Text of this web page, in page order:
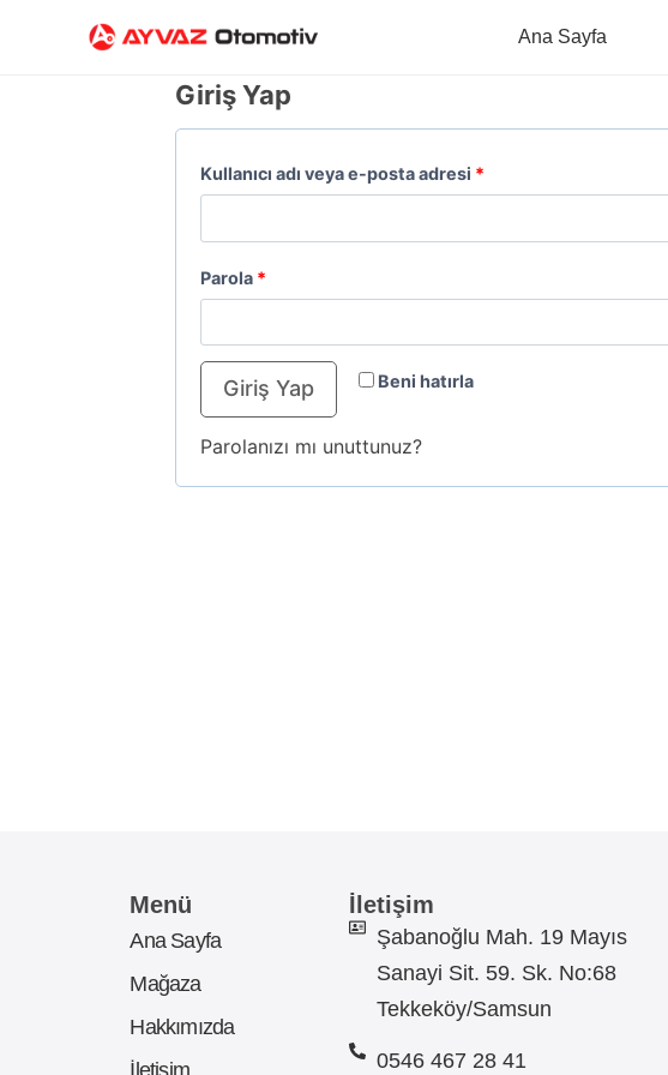
Ana Sayfa
Giriş Yap
Kullanıcı adı veya e-posta adresi *
Parola *
Beni hatırla
Giriş Yap
Parolanızı mı unuttunuz?
Menü
Ana Sayfa
Mağaza
Hakkımızda
İletişim
İletişim
Şabanoğlu Mah. 19 Mayıs
Sanayi Sit. 59. Sk. No:68
Tekkeköy/Samsun
0546 467 28 41